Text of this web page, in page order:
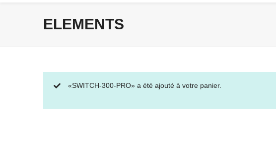
ELEMENTS
«SWITCH-300-PRO» a été ajouté à votre panier.